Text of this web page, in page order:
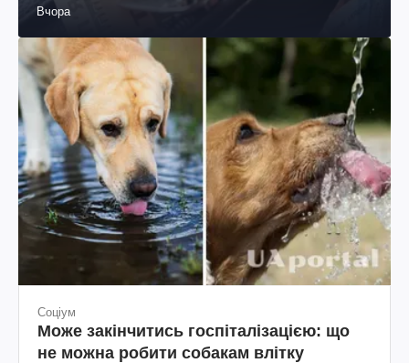
Вчора
Соціум
Може закінчитись госпіталізацією: що
не можна робити собакам влітку